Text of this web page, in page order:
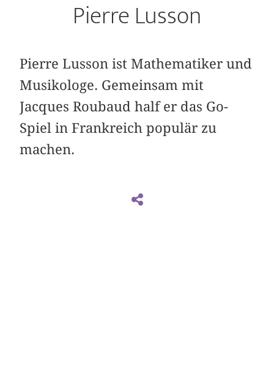
Pierre Lusson
Pierre Lusson ist Mathematiker und
Musikologe. Gemeinsam mit
Jacques Roubaud half er das Go-
Spiel in Frankreich populär zu
machen.